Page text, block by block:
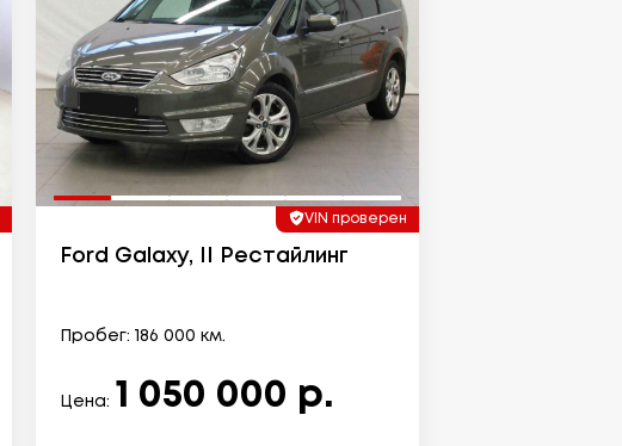
VIN проверен
Ford Galaxy, II Рестайлинг
Пробег: 186 000 км.
Цена: 1 050 000 р.